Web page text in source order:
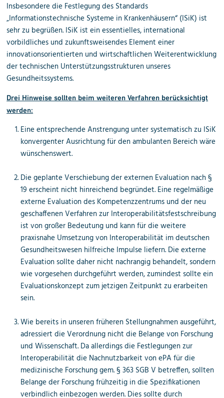
Insbesondere die Festlegung des Standards
„Informationstechnische Systeme in Krankenhäusern“ (ISiK) ist
sehr zu begrüßen. ISiK ist ein essentielles, international
vorbildliches und zukunftsweisendes Element einer
innovationsorientierten und wirtschaftlichen Weiterentwicklung
der technischen Unterstützungsstrukturen unseres
Gesundheitssystems.
Drei Hinweise sollten beim weiteren Verfahren berücksichtigt
werden:
Eine entsprechende Anstrengung unter systematisch zu ISiK
konvergenter Ausrichtung für den ambulanten Bereich wäre
wünschenswert.
Die geplante Verschiebung der externen Evaluation nach §
19 erscheint nicht hinreichend begründet. Eine regelmäßige
externe Evaluation des Kompetenzzentrums und der neu
geschaffenen Verfahren zur Interoperabilitätsfestschreibung
ist von großer Bedeutung und kann für die weitere
praxisnahe Umsetzung von Interoperabilität im deutschen
Gesundheitswesen hilfreiche Impulse liefern. Die externe
Evaluation sollte daher nicht nachrangig behandelt, sondern
wie vorgesehen durchgeführt werden, zumindest sollte ein
Evaluationskonzept zum jetzigen Zeitpunkt zu erarbeiten
sein.
Wie bereits in unseren früheren Stellungnahmen ausgeführt,
adressiert die Verordnung nicht die Belange von Forschung
und Wissenschaft. Da allerdings die Festlegungen zur
Interoperabilität die Nachnutzbarkeit von ePA für die
medizinische Forschung gem. § 363 SGB V betreffen, sollten
Belange der Forschung frühzeitig in die Spezifikationen
verbindlich einbezogen werden. Dies sollte durch